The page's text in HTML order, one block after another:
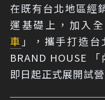
在既有台北地區經
運基礎上，加入
車 」，攜手打造台
BRAND HOUSE
即日起正式展開試營